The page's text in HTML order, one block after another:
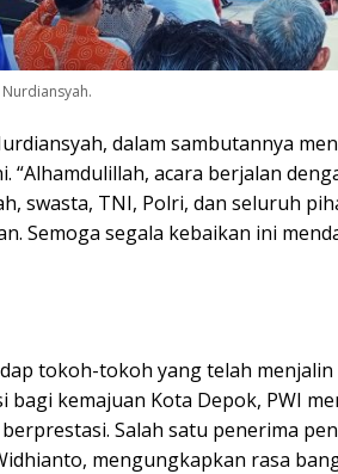
dalam sambutannya
“Alhamdulillah, acara berjalan
swasta, TNI, Polri, dan seluruh
Semoga segala kebaikan ini
tokoh-tokoh yang telah
kemajuan Kota Depok, PWI
Salah satu penerima
mengungkapkan rasa